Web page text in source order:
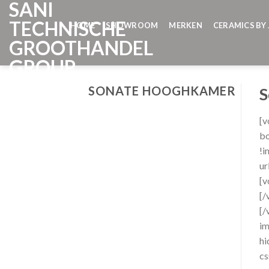
Skip
content
SANI
TECHNISCHE
GROOTHANDEL
GROUP
HOME SHOWROOM MERKEN CERAMICS BY
SONATE HOOGHKAMER
[/
[/